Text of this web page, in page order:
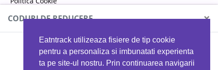
Eatntrack utilizeaza fisiere de tip cookie
pentru a personaliza si imbunatati experienta
ta pe site-ul nostru. Prin continuarea navigarii
Politica de confidențialitate
CODURI DE REDUCERE ×
MYPROTEIN